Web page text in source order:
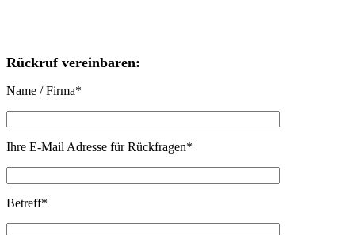
Rückruf vereinbaren:
Name / Firma*
Ihre E-Mail Adresse für Rückfragen*
Betreff*